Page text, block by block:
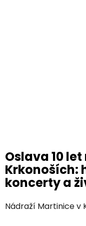
Oslava 10
Krkonoších:
koncerty a
Nádraží Martinice v